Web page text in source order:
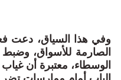
وفي هذا السياق، دعت
الصارمة للأسواق،
الوسطاء، معتبرة أن